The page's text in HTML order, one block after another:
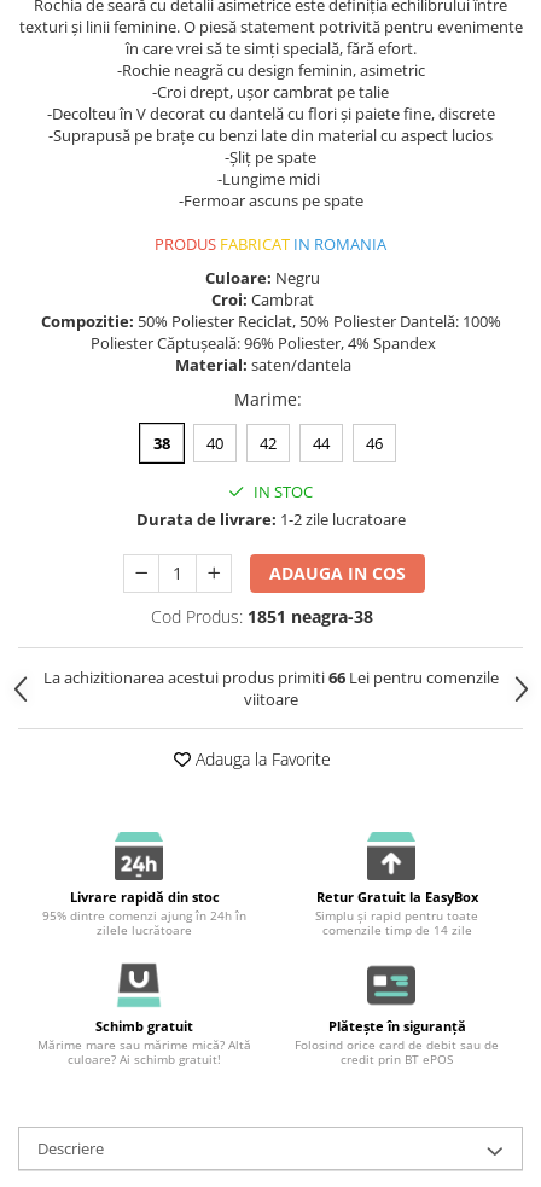
texturi și linii feminine. O piesă statement potrivită pentru evenimente
în care vrei să te simți specială, fără efort.
-Rochie neagră cu design feminin, asimetric
-Croi drept, ușor cambrat pe talie
-Decolteu în V decorat cu dantelă cu flori și paiete fine, discrete
-Suprapusă pe brațe cu benzi late din material cu aspect lucios
-Șliț pe spate
-Lungime midi
-Fermoar ascuns pe spate
PRODUS FABRICAT IN ROMANIA
Culoare: Negru
Croi: Cambrat
Compozitie: 50% Poliester Reciclat, 50% Poliester Dantelă: 100%
Poliester Căptușeală: 96% Poliester, 4% Spandex
Material: saten/dantela
Marime:
38 40 42 44 46
IN STOC
Durata de livrare: 1-2 zile lucratoare
ADAUGA IN COS
Cod Produs: 1851 neagra-38
La achizitionarea acestui produs primiti66Lei pentru comenzile
viitoare
Adauga la Favorite
Livrare rapidă din stoc
95% dintre comenzi ajung în 24h în
zilele lucrătoare
Retur Gratuit la EasyBox
Simplu și rapid pentru toate
comenzile timp de 14 zile
Schimb gratuit
Mărime mare sau mărime mică? Altă
culoare? Ai schimb gratuit!
Plătește în siguranță
Folosind orice card de debit sau de
credit prin BT ePOS
Descriere